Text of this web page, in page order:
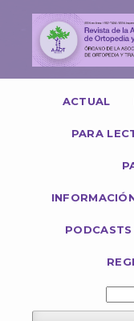
ACTUAL
PARA
PODCASTS